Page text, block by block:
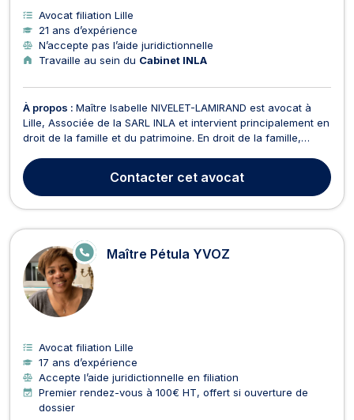
Avocat filiation Lille
21 ans d’expérience
N’accepte pas l’aide juridictionnelle
Travaille au sein du Cabinet INLA
À propos : Maître Isabelle NIVELET-LAMIRAND est avocat à
Lille, Associée de la SARL INLA et intervient principalement en
droit de la famille et du patrimoine. En droit de la famille,
de la mise en place des conventions de divorce par
consentement mutuel ou vous représente dan...
Contacter cet avocat
Maître Pétula YVOZ
E
N
LI
N
E
Avocat filiation Lille
17 ans d’expérience
Accepte l’aide juridictionnelle en filiation
Premier rendez-vous à 100€ HT, offert si ouverture de
dossier